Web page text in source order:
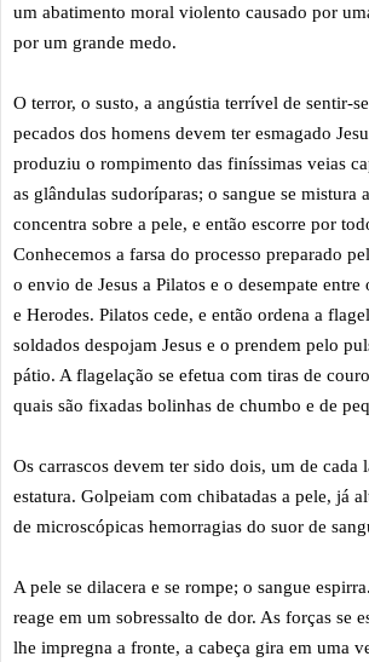
um abatimento moral violento causado por
por um grande medo.
O terror, o susto, a angústia terrível de sentir-
pecados dos homens devem ter esmagado
produziu o rompimento das finíssimas veias
as glândulas sudoríparas; o sangue se mistura
concentra sobre a pele, e então escorre por
Conhecemos a farsa do processo preparado
o envio de Jesus a Pilatos e o desempate
e Herodes. Pilatos cede, e então ordena a
soldados despojam Jesus e o prendem pelo
pátio. A flagelação se efetua com tiras de
quais são fixadas bolinhas de chumbo e de
Os carrascos devem ter sido dois, um de cada
estatura. Golpeiam com chibatadas a pele, já
de microscópicas hemorragias do suor de
A pele se dilacera e se rompe; o sangue
reage em um sobressalto de dor. As forças se
lhe impregna a fronte, a cabeça gira em uma